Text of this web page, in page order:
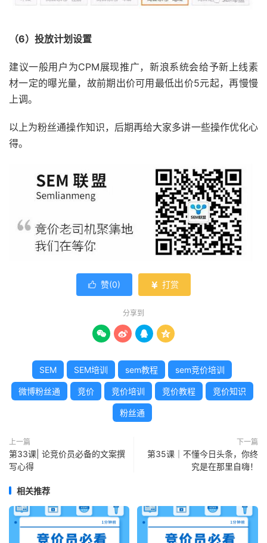
（6）投放计划设置
建议一般用户为CPM展现推广，新浪系统会给予新上线素
材一定的曝光量，故前期出价可用最低出价5元起，再慢慢
上调。
以上为粉丝通操作知识，后期再给大家多讲一些操作优化心
得。
 赞(0)  打赏
分享到
   
SEM SEM培训 sem教程 sem竞价培训
微博粉丝通 竞价 竞价培训 竞价教程 竞价知识
粉丝通
上一篇
第33课| 论竞价员必备的文案撰
写心得
下一篇
第35课｜不懂今日头条，你终
究是在那里自嗨！
相关推荐